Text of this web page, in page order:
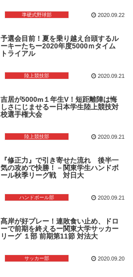
準硬式野球部 2020.09.22
陸上競技部
予選会目前！夏を乗り越え台頭するル
ーキーたちー2020年度5000ｍタイム
トライアル
2020.09.21
陸上競技部
吉居が5000m１年生V！短距離陣は悔
しさにじませるー日本学生陸上競技対
校選手権大会
2020.09.21
ハンドボール部
『修正力』で引き寄せた流れ 後半一
気の攻めで快勝！－関東学生ハンドボ
ール秋季リーグ戦 対日大
2020.09.21
サッカー部
髙岸が好プレー！連敗食い止め、ドロ
ーで前期を終えるー関東大学サッカー
リーグ １部 前期第11節 対法大
2020.09.20